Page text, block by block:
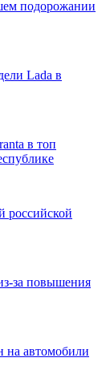
подорожании
Lada в
в топ
российской
за повышения
автомобили